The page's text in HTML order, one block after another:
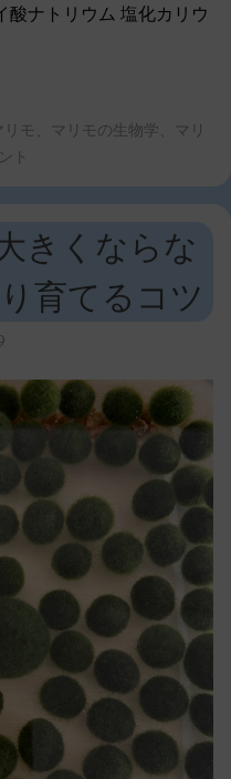
酸ナトリウム 塩化カリウ
リモ マリモの生物学
マリ
ト
きくならな
育てるコツ